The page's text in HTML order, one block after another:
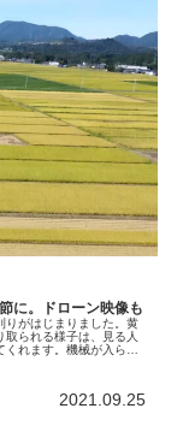
に。ドローン映像も
りがはじまりました。黄
られる様子は、見る人
れます。機械が入らな
2021.09.25